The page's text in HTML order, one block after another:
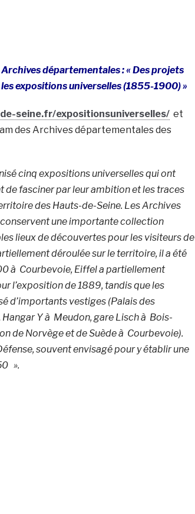
départementales : « Des projets
expositions universelles (1855-1900) »
seine.fr/expositionsuniverselles/et
des Archives départementales des
cinq expositions universelles qui ont
fasciner par leur ambition et les traces
des Hauts-de-Seine. Les Archives
une importante collection
lieux de découvertes pour les visiteurs de
déroulée sur le territoire, il a été
à Courbevoie, Eiffel a partiellement
l’exposition de 1889, tandis que les
d’importants vestiges (Palais des
Y à Meudon, gare Lisch à Bois-
de Norvège et de Suède à Courbevoie).
souvent envisagé pour y établir une
».